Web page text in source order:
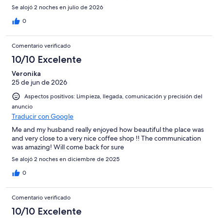
Se alojó 2 noches en julio de 2026
0
Comentario verificado
10/10 Excelente
Veronika
25 de jun de 2026
Aspectos positivos: Limpieza, llegada, comunicación y precisión del
anuncio
Traducir con Google
Me and my husband really enjoyed how beautiful the place was
and very close to a very nice coffee shop !! The communication
was amazing! Will come back for sure
Se alojó 2 noches en diciembre de 2025
0
Comentario verificado
10/10 Excelente